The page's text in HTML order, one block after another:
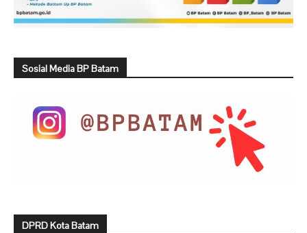
Sosial Media BP Batam
DPRD Kota Batam